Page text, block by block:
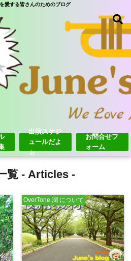
愛する皆さんのためのブログ
出演スケジ
ュールだよ
ぉ
お問合せフ
ォーム
覧 - Articles -
OverTone 潤 について